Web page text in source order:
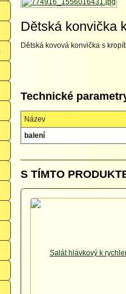
Dětská konvička
Dětská kovová konvička s
Technické
Název
balení
S TÍMTO